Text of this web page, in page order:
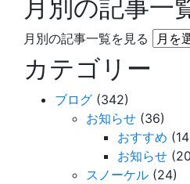
月別の記事一
月別の記事一覧を見る
カテゴリー
ブログ (342)
お知らせ (36)
おすすめ
お知らせ
スノーケル (24)